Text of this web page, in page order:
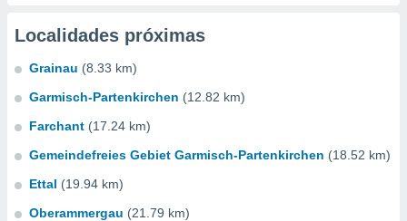
Localidades próximas
Grainau (8.33 km)
Garmisch-Partenkirchen (12.82 km)
Farchant (17.24 km)
Gemeindefreies Gebiet Garmisch-Partenkirchen (18.52 km)
Ettal (19.94 km)
Oberammergau (21.79 km)